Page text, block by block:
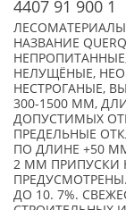
4407 91 900 1
НАЗВАНИЕ
НЕЛУЩЁНЫЕ,
НЕСТРОГАНЫЕ,
300-1500 ММ,
ДОПУСТИМЫХ
ПРЕДЕЛЬНЫЕ
ПО ДЛИНЕ +50
2 ММ ПРИПУСКИ
ДО 10. 7%.